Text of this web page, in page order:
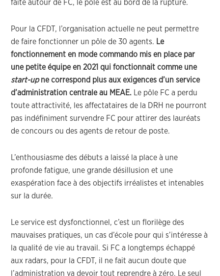
faite autour de FC, le pôle est au bord de la rupture.
Pour la CFDT, l’organisation actuelle ne peut permettre
de faire fonctionner un pôle de 30 agents. Le
fonctionnement en mode commando mis en place par
une petite équipe en 2021 qui fonctionnait comme une
start-upne correspond plus aux exigences d’un service
d’administration centrale au MEAE. Le pôle FC a perdu
toute attractivité, les affectataires de la DRH ne pourront
pas indéfiniment survendre FC pour attirer des lauréats
de concours ou des agents de retour de poste.
L’enthousiasme des débuts a laissé la place à une
profonde fatigue, une grande désillusion et une
exaspération face à des objectifs irréalistes et intenables
sur la durée.
Le service est dysfonctionnel, c’est un florilège des
mauvaises pratiques, un cas d’école pour qui s’intéresse à
la qualité de vie au travail. Si FC a longtemps échappé
aux radars, pour la CFDT, il ne fait aucun doute que
l’administration va devoir tout reprendre à zéro. Le seul